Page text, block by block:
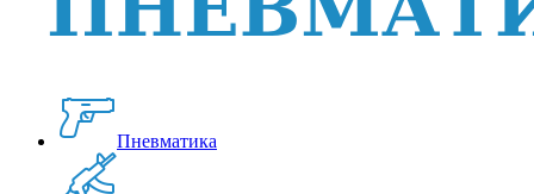
Пневматика